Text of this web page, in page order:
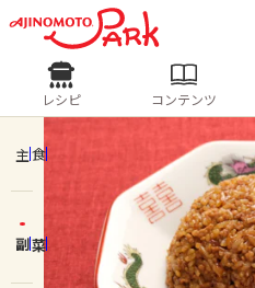
ログインするとレ
ログイン
ホーム
レシピ
人気の食材・レシピ
きゅうり なす ト
レシピ コンテンツ
主食
副菜